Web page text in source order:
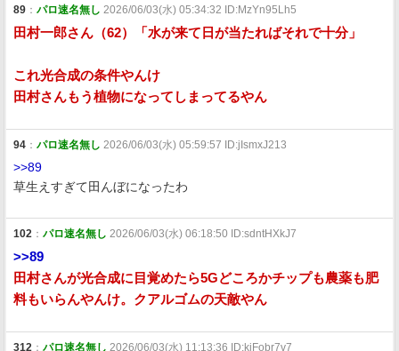
89 ： パロ速名無し 2026/06/03(水) 05:34:32 ID:MzYn95Lh5
田村一郎さん（62）「水が来て日が当たればそれで十分」
これ光合成の条件やんけ
田村さんもう植物になってしまってるやん
94 ： パロ速名無し 2026/06/03(水) 05:59:57 ID:jIsmxJ213
>>89
草生えすぎて田んぼになったわ
102 ： パロ速名無し 2026/06/03(水) 06:18:50 ID:sdntHXkJ7
>>89
田村さんが光合成に目覚めたら5Gどころかチップも農薬も肥
料もいらんやんけ。クアルゴムの天敵やん
312 ： パロ速名無し 2026/06/03(水) 11:13:36 ID:kiFobr7v7